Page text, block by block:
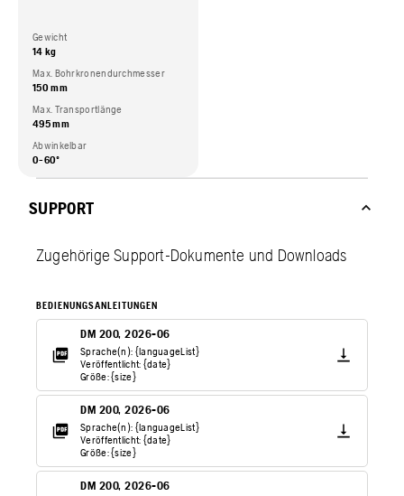
Gewicht
14 kg
Max. Bohrkronendurchmesser
150 mm
Max. Transportlänge
495 mm
Abwinkelbar
0-60º
SUPPORT
Zugehörige Support-Dokumente und Downloads
BEDIENUNGSANLEITUNGEN
DM 200, 2026-06
Sprache(n): {languageList}
Veröffentlicht: {date}
Größe: {size}
DM 200, 2026-06
Sprache(n): {languageList}
Veröffentlicht: {date}
Größe: {size}
DM 200, 2026-06